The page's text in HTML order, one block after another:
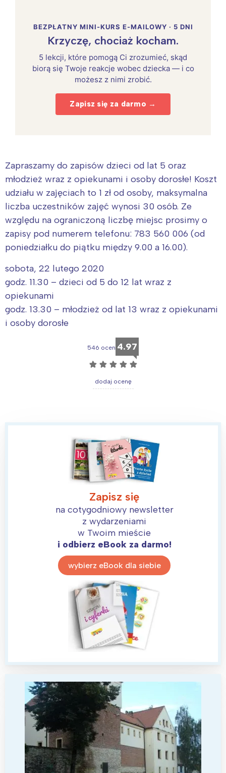
BEZPŁATNY MINI-KURS E-MAILOWY · 5 DNI
Krzyczę, chociaż kocham.
5 lekcji, które pomogą Ci zrozumieć, skąd
biorą się Twoje reakcje wobec dziecka — i co
możesz z nimi zrobić.
Zapisz się za darmo →
Zapraszamy do zapisów dzieci od lat 5 oraz
młodzież wraz z opiekunami i osoby dorosłe! Koszt
udziału w zajęciach to 1 zł od osoby, maksymalna
liczba uczestników zajęć wynosi 30 osób. Ze
względu na ograniczoną liczbę miejsc prosimy o
zapisy pod numerem telefonu: 783 560 006 (od
poniedziałku do piątku między 9.00 a 16.00).
sobota, 22 lutego 2020
godz. 11.30 – dzieci od 5 do 12 lat wraz z
opiekunami
godz. 13.30 – młodzież od lat 13 wraz z opiekunami
i osoby dorosłe
546 ocen 4.97
☆ ☆ ☆ ☆ ☆
dodaj ocenę
Zapisz się
na cotygodniowy newsletter
z wydarzeniami
w Twoim mieście
i odbierz eBook za darmo!
wybierz eBook dla siebie
Interesują mnie wydarzenia z
tego regionu: